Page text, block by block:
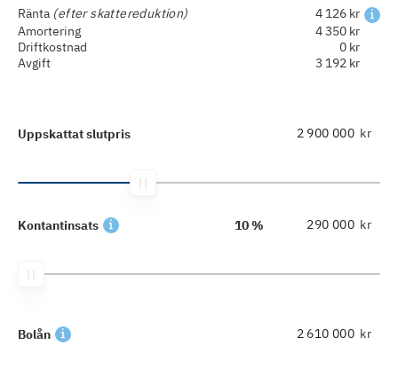
Ränta (efter skattereduktion)
4 126 kr
Amortering
4 350 kr
Driftkostnad
0 kr
Avgift
3 192 kr
Uppskattat slutpris kr
Kontantinsats 10 % kr
Bolån kr